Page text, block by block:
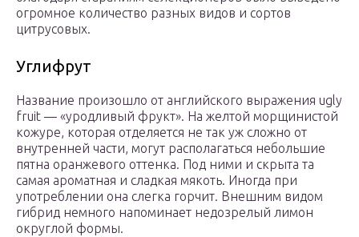
огромное количество разных видов и сортов
цитрусовых.
Углифрут
Название произошло от английского выражения ugly
fruit — «уродливый фрукт». На желтой морщинистой
кожуре, которая отделяется не так уж сложно от
внутренней части, могут располагаться небольшие
пятна оранжевого оттенка. Под ними и скрыта та
самая ароматная и сладкая мякоть. Иногда при
употреблении она слегка горчит. Внешним видом
гибрид немного напоминает недозрелый лимон
округлой формы.